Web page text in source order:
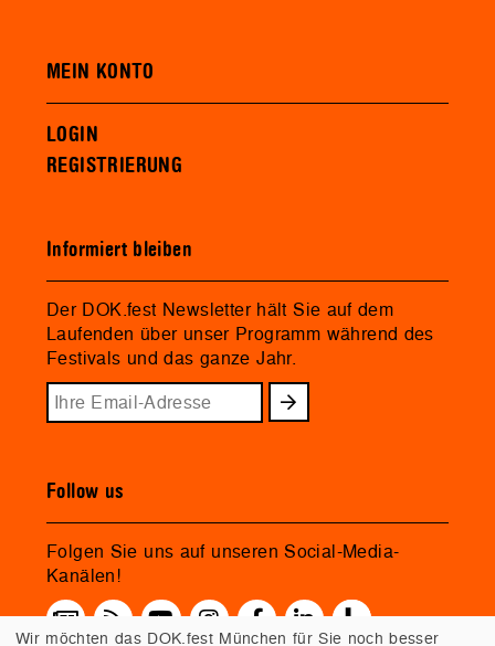
MEIN KONTO
LOGIN
REGISTRIERUNG
Informiert bleiben
Der DOK.fest Newsletter hält Sie auf dem
Laufenden über unser Programm während des
Festivals und das ganze Jahr.
Follow us
Folgen Sie uns auf unseren Social-Media-
Kanälen!
Wir möchten das DOK.fest München für Sie noch besser